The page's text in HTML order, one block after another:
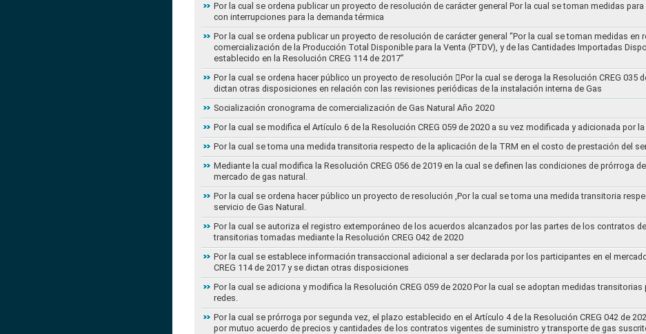
Por la cual se ordena publicar un proyecto de resolución de carácter general Por la cual se toman medidas
con interrupciones para la demanda térmica
Por la cual se ordena publicar un proyecto de resolución de carácter general “Por la cual se toman medidas
comercialización de la Producción Total Disponible para la Venta (PTDV), y de las Cantidades Importadas
establecido en la Resolución CREG 114 de 2017”
Por la cual se ordena hacer público un proyecto de resolución 􀂴Por la cual se deroga la Resolución CREG 035
dictan otras disposiciones en relación con las revisiones periódicas de la instalación interna de Gas
Socialización cronograma de comercialización de Gas Natural Año 2020
Por la cual se modifica el Artículo 6 de la Resolución CREG 059 de 2020 a su vez modificada y adicionada por
Por la cual se toma una medida transitoria respecto de la aplicación de la TRM en el costo de prestación del
Mediante la cual modifica la Resolución CREG 056 de 2019 en la cual se definen las condiciones de prórroga
mercado de gas natural.
Por la cual se ordena hacer público un proyecto de resolución ,Por la cual se toma una medida transitoria
servicio de Gas Natural.
Por la cual se autoriza el registro extemporáneo de los acuerdos alcanzados por las partes de los contratos
transitorias tomadas mediante la Resolución CREG 042 de 2020
Por la cual se establece información transaccional adicional a ser declarada por los participantes en el
CREG 114 de 2017 y se dictan otras disposiciones
Por la cual se adiciona y modifica la Resolución CREG 059 de 2020 Por la cual se adoptan medidas
redes.
Por la cual se prórroga por segunda vez, el plazo establecido en el Artículo 4 de la Resolución CREG 042 de
por mutuo acuerdo de precios y cantidades de los contratos vigentes de suministro y transporte de gas